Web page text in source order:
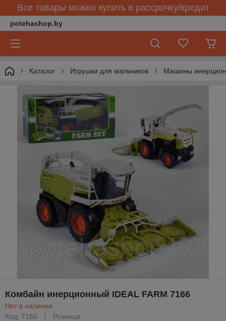
Все товары можно купить в рассрочку/кредит
potehashop.by
Каталог Игрушки для мальчиков Машины
Комбайн инерционный IDEAL FARM 7166
Нет в наличии
Код: 7166
Розница